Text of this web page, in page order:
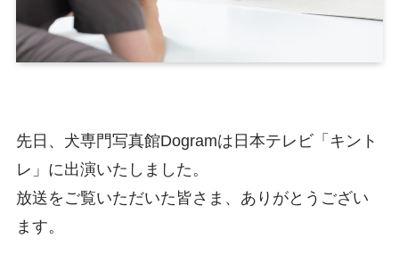
先日、犬専門写真館Dogramは日本テレビ「キント
レ」に出演いたしました。
放送をご覧いただいた皆さま、ありがとうござい
ます。